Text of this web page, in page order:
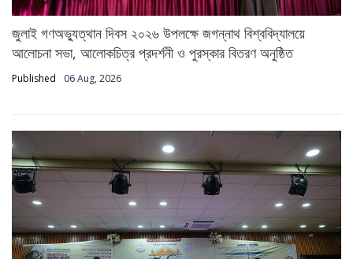
জুলাই গণঅভ্যুত্থান দিবস ২০২৬ উপলক্ষে জগন্নাথ বিশ্ববিদ্যালয়ে
আলোচনা সভা, আলোকচিত্র প্রদর্শনী ও পুরস্কার বিতরণ অনুষ্ঠিত
Published 06 Aug, 2026